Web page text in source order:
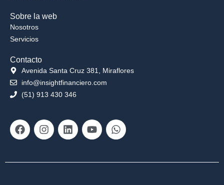
Sobre la web
Nosotros
Servicios
Contacto
Avenida Santa Cruz 381, Miraflores
info@insightfinanciero.com
(51) 913 430 346